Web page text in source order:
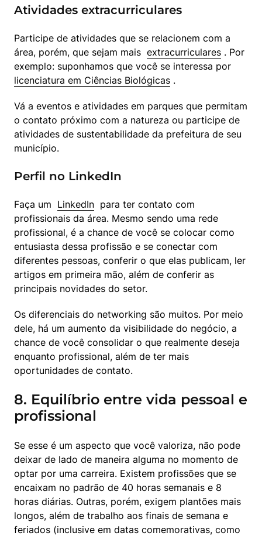
Atividades extracurriculares
Participe de atividades que se relacionem com a
área, porém, que sejam mais extracurriculares . Por
licenciatura em Ciências Biológicas .
Vá a eventos e atividades em parques que permitam
o contato próximo com a natureza ou participe de
atividades de sustentabilidade da prefeitura de seu
município.
Perfil no LinkedIn
Faça um LinkedIn
  para ter contato com
profissionais da área. Mesmo sendo uma rede
profissional, é a chance de você se colocar como
entusiasta dessa profissão e se conectar com
diferentes pessoas, conferir o que elas publicam, ler
artigos em primeira mão, além de conferir as
principais novidades do setor.
Os diferenciais do networking são muitos. Por meio
dele, há um aumento da visibilidade do negócio, a
chance de você consolidar o que realmente deseja
enquanto profissional, além de ter mais
oportunidades de contato.
8. Equilíbrio entre vida pessoal e
profissional
Se esse é um aspecto que você valoriza, não pode
deixar de lado de maneira alguma no momento de
optar por uma carreira. Existem profissões que se
encaixam no padrão de 40 horas semanais e 8
horas diárias. Outras, porém, exigem plantões mais
longos, além de trabalho aos finais de semana e
feriados (inclusive em datas comemorativas, como